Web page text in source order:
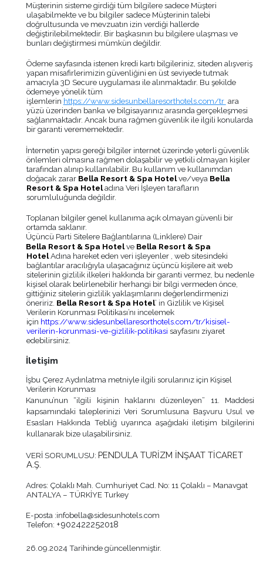
Müşterinin sisteme girdiği tüm bilgilere sadece Müşteri
ulaşabilmekte ve bu bilgiler sadece Müşterinin talebi
doğrultusunda ve mevzuatın izin verdiği hallerde
değiştirilebilmektedir. Bir başkasının bu bilgilere ulaşması ve
bunları değiştirmesi mümkün değildir.
Ödeme sayfasında istenen kredi kartı bilgileriniz, siteden alışveriş
yapan misafirlerimizin güvenliğini en üst seviyede tutmak
amacıyla 3D Secure uygulaması ile alınmaktadır. Bu şekilde
ödemeye yönelik tüm
işlemlerin https://www.sidesunbellaresorthotels.com/tr ara
yüzü üzerinden banka ve bilgisayarınız arasında gerçekleşmesi
sağlanmaktadır. Ancak buna rağmen güvenlik ile ilgili konularda
bir garanti verememektedir.
İnternetin yapısı gereği bilgiler internet üzerinde yeterli güvenlik
önlemleri olmasına rağmen dolaşabilir ve yetkili olmayan kişiler
tarafından alınıp kullanılabilir. Bu kullanım ve kullanımdan
doğacak zarar Bella Resort & Spa Hotelve/veya Bella
Resort & Spa Hotel adına Veri İşleyen tarafların
sorumluluğunda değildir.
Toplanan bilgiler genel kullanıma açık olmayan güvenli bir
ortamda saklanır.
Üçüncü Parti Sitelere Bağlantılarına (Linklere) Dair
Bella Resort & Spa Hotelve Bella Resort & Spa
HotelAdına hareket eden veri işleyenler , web sitesindeki
bağlantılar aracılığıyla ulaşacağınız üçüncü kişilere ait web
sitelerinin gizlilik ilkeleri hakkında bir garanti vermez, bu nedenle
kişisel olarak belirlenebilir herhangi bir bilgi vermeden önce,
gittiğiniz sitelerin gizlilik yaklaşımlarını değerlendirmenizi
öneririz. Bella Resort & Spa Hotel’ in Gizlilik ve Kişisel
Verilerin Korunması Politikası’nı incelemek
için https://www.sidesunbellaresorthotels.com/tr/kisisel-
verilerin-korunmasi-ve-gizlilik-politikasi sayfasını ziyaret
edebilirsiniz.
İletişim
İşbu Çerez Aydınlatma metniyle ilgili sorularınız için Kişisel
Verilerin Korunması
Kanunu’nun “ilgili kişinin haklarını düzenleyen” 11. Maddesi
kapsamındaki taleplerinizi Veri Sorumlusuna Başvuru Usul ve
Esasları Hakkında Tebliğ uyarınca aşağıdaki iletişim bilgilerini
kullanarak bize ulaşabilirsiniz.
VERİ SORUMLUSU: PENDULA TURİZM İNŞAAT TİCARET
A.Ş.
Adres: Çolaklı Mah. Cumhuriyet Cad. No: 11 Çolaklı – Manavgat
ANTALYA – TÜRKİYE Turkey
E-posta :infobella@sidesunhotels.com
Telefon: +902422252018
26.09.2024 Tarihinde güncellenmiştir.